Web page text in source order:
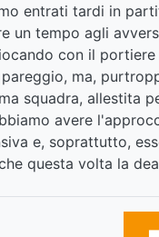
entrati tardi in
un tempo agli
con il
ma,
squadra, allestita
avere
e, soprattutto,
questa volta la